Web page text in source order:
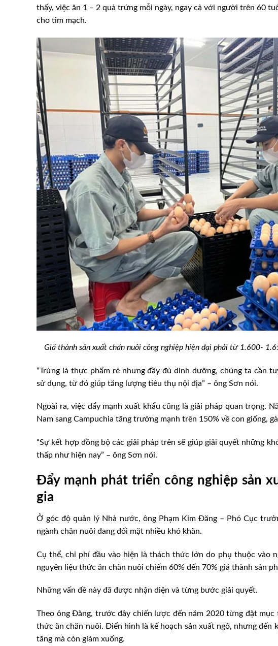
thấy, việc ăn 1 – 2 quả trứng mỗi ngày, ngay cả với người trên 60
cho tim mạch.
Giá thành sản xuất chăn nuôi công nghiệp hiện đại phải từ 1.600-
“Trứng là thực phẩm rẻ nhưng đầy đủ dinh dưỡng, chúng ta cần
sử dụng, từ đó giúp tăng lượng tiêu thụ nội địa” – ông Sơn nói.
Ngoài ra, việc đẩy mạnh xuất khẩu cũng là giải pháp quan trọng.
Nam sang Campuchia tăng trưởng mạnh trên 150% về con giống,
“Sự kết hợp đồng bộ các giải pháp trên sẽ giúp giải quyết những
thấp như hiện nay” – ông Sơn nói.
Đẩy mạnh phát triển công nghiệp sản
gia
Ở góc độ quản lý Nhà nước, ông Phạm Kim Đăng – Phó Cục
ngành chăn nuôi đang đối mặt nhiều khó khăn.
Cụ thể, chi phí đầu vào hiện là thách thức lớn do phụ thuộc vào
nguyên liệu thức ăn chăn nuôi chiếm 60% đến 70% giá thành sản
Những vấn đề này đã được nhận diện và từng bước giải quyết.
Theo ông Đăng, trước đây chiến lược đến năm 2020 từng đặt
thức ăn chăn nuôi. Điển hình là kế hoạch sản xuất ngô, nhưng đến
tăng mà còn giảm xuống.